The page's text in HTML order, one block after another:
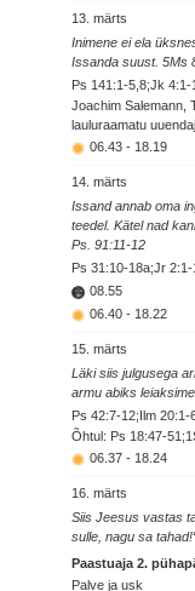
13. märts
Inimene ei ela
Issanda suust. 5Ms
Ps 141:1-5,8;Jk 4:1-
Joachim Salemann,
lauluraamatu
06.43 - 18.19
14. märts
Issand annab oma
teedel. Kätel nad
Ps. 91:11-12
Ps 31:10-18a;Jr
08.55
06.40 - 18.22
15. märts
Läki siis julgusega
armu abiks
Ps 42:7-12;Ilm 20:1-
Õhtul: Ps 18:47-
06.37 - 18.24
16. märts
Siis Jeesus vastas
sulle, nagu sa
Paastuaja 2.
Palve ja usk